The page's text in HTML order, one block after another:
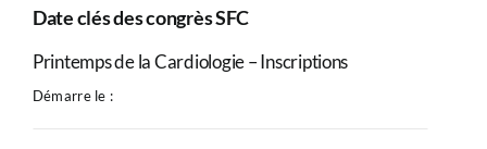
FORMATION
Date clés des congrès SFC
Printemps de la Cardiologie – Inscriptions
Démarre le :